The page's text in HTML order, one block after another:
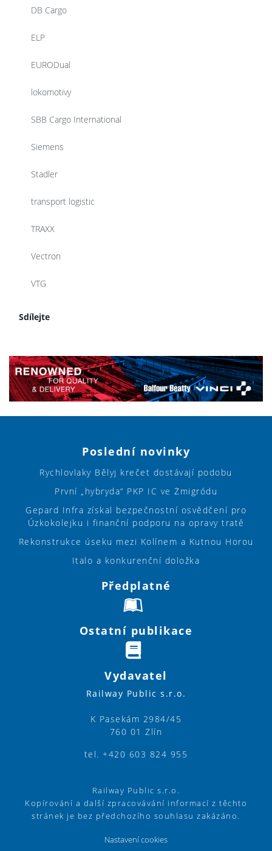
DB Cargo
ELP
EURODual
lokomotivy
SBB Cargo International
Siemens
Stadler
transport logistic
TRAXX
Vectron
VTG
Sdílejte
Poslední novinky
Rychlovlaky Bělyj krečet dostávají podobu
První „hybryda“ PKP IC ve Żmigródu
Gepard Infra získal bezpečnostní osvědčení pro
Úzkokolejku i finanční podporu na opravy tratě
Rekonstrukce úseku mezi Kolínem a Kutnou Horou
Italo a konkurenční doložka
Předplatné
Ostatní publikace
Vydavatel
Railway Public s.r.o.
K Pasekám 2984/45
760 01 Zlín
tel. +420 603 824 955
Railway Public s.r.o.
Kopírování a další zpracovávání informací z těchto
stránek je bez předchozího souhlasu zakázáno.
Nastavení cookies